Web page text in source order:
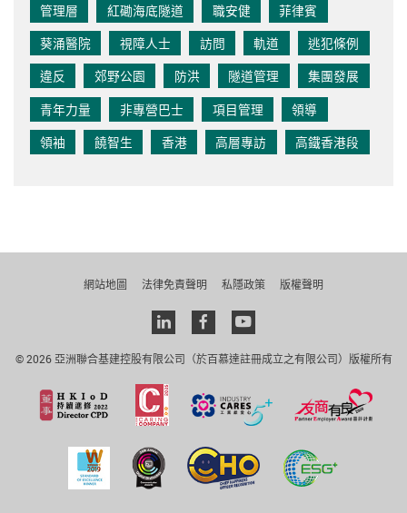
管理層
紅磡海底隧道 職安健
菲律賓
葵涌醫院
視障人士 訪問 軌道
逃犯條例
違反
郊野公園 防洪 隧道管理
集團發展
青年力量
非專營巴士 項目管理
領導
領袖
饒智生 香港 高層專訪 高鐵香港段
網站地圖 法律免責聲明 私隱政策 版權聲明
Linkedinfacebookyoutube
© 2026 亞洲聯合基建控股有限公司（於百慕達註冊成立之有限公司）版權所有